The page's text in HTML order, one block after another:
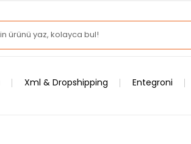
Xml & Dropshipping Entegroni